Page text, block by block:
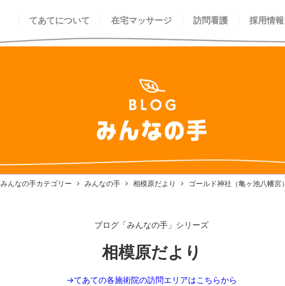
てあてについて 在宅マッサージ 訪問看護 採用情報
みんなの手カテゴリー みんなの手 相模原だより ゴールド神社（亀ヶ池八幡宮）
ブログ「みんなの手」シリーズ
相模原だより
→てあての各施術院の訪問エリアはこちらから